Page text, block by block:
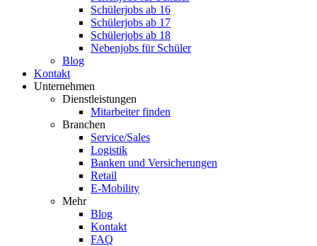
Schülerjobs ab 16
Schülerjobs ab 17
Schülerjobs ab 18
Nebenjobs für Schüler
Blog
Kontakt
Unternehmen
Dienstleistungen
Mitarbeiter finden
Branchen
Service/Sales
Logistik
Banken und Versicherungen
Retail
E-Mobility
Mehr
Blog
Kontakt
FAQ